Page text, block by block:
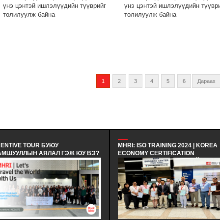
үнэ цэнтэй ишлэлүүдийн түүврийг
толилуулж байна
үнэ цэнтэй ишлэлүүдийн
толилуулж байна
1 2 3 4 5 6 Дараах
MHRI: ISO TRAINING 2024 | KOREA
ECONOMY CERTIFICATION
REGISTRAR - БНСУ-Н ЭДИЙН
ЗАСГИЙН ГЭРЧИЛГЭЭЖҮҮЛЭХ
ЗӨВЛӨЛИЙН МЭРГЭШҮҮЛЭХ ТУСГАЙ
ХӨТӨЛБӨРТ ЗОЧИН ТӨЛӨӨЛӨГЧӨӨР
ОРОЛЦОЖ, БНСУ-Н ААН БОЛОН ТӨР
ЗАХИРГААНЫ БАЙГУУЛЛАГЫН ҮЙЛ
АЖИЛЛАГААТАЙ ТАНИЛЦАЖ
ТУРШЛАГА СУДЛАХ АЛБАН
МХНИ: ЭЕРЭГ
ҮЙЛ АЖИЛЛАГААГ
| ХАРИЛЦАА
СУРГАЛТ - ЭЕРЭГ
БАГИЙН ҮЙЛ
САЙЖРУУЛАХ НЬ |
ХАНДЛАГЫН БАГЦ
ЗОХИОН